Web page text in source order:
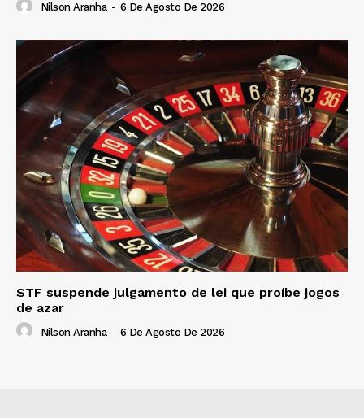
Nilson Aranha - 6 De Agosto De 2026
STF suspende julgamento de lei que proíbe jogos
de azar
Nilson Aranha - 6 De Agosto De 2026